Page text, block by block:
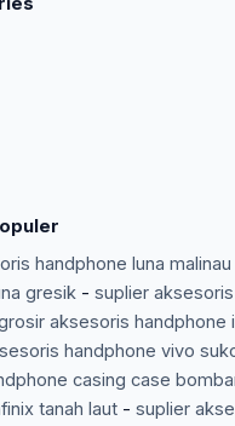
handphone luna malinau
gresik- suplier
aksesoris handphone
handphone vivo
casing case
tanah laut- suplier